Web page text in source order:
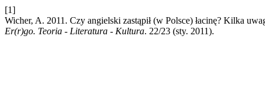
[1]
Wicher, A. 2011. Czy angielski zastąpił (w Polsce) łacinę? Kilka
Er(r)go. Teoria - Literatura - Kultura. 22/23 (sty. 2011).